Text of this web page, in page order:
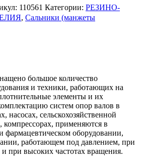
110561 Категории: РЕЗИНО-
, Сальники (манжеты
большое количество
и техники, работающих на
элементы и их
систем опор валов в
насосах, сельскохозяйственной
компрессорах, применяются в
оборудовании,
работающем под давлением, при
при высоких частотах вращения.